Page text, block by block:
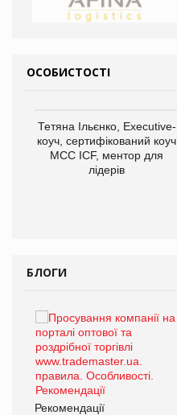
ОСОБИСТОСТІ
Тетяна Ільєнко, Executive-
коуч, сертифікований коуч
МСС ICF, ментор для
лідерів
БЛОГИ
Рекомендації